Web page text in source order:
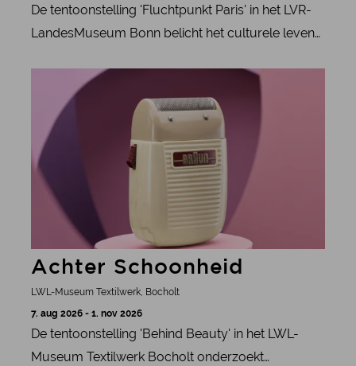
De tentoonstelling 'Fluchtpunkt Paris' in het LVR-
LandesMuseum Bonn belicht het culturele leven
van foto’s van Gisèle Freund, Rogi André en
Madame d’Ora.
Achter Schoonheid
LWL-Museum Textilwerk, Bocholt
7. aug 2026 - 1. nov 2026
De tentoonstelling 'Behind Beauty' in het LWL-
Museum Textilwerk Bocholt onderzoekt
meer informatie